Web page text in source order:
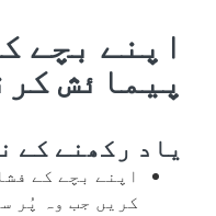
اپنے بچے
پیمائش
یاد رکھنے کے
اپنے بچے کے
کریں جب وہ پُر